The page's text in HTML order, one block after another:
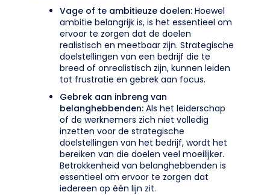
Vage of te ambitieuze doelen: Hoewel
ambitie belangrijk is, is het essentieel om
ervoor te zorgen dat de doelen
realistisch en meetbaar zijn. Strategische
doelstellingen van een bedrijf die te
breed of onrealistisch zijn, kunnen leiden
tot frustratie en gebrek aan focus.
Gebrek aan inbreng van
belanghebbenden: Als het leiderschap
of de werknemers zich niet volledig
inzetten voor de strategische
doelstellingen van het bedrijf, wordt het
bereiken van die doelen veel moeilijker.
Betrokkenheid van belanghebbenden is
essentieel om ervoor te zorgen dat
iedereen op één lijn zit.